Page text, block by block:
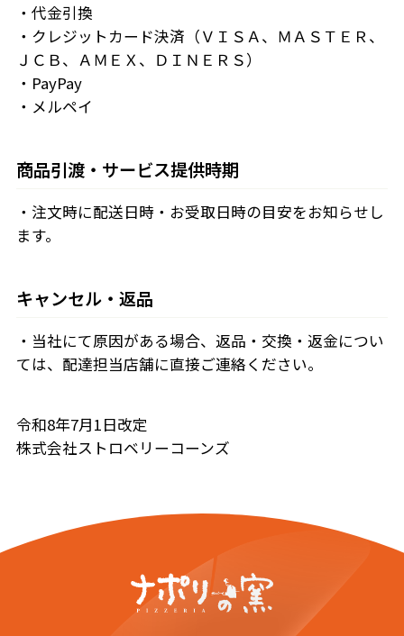
・代金引換
・クレジットカード決済（ＶＩＳＡ、ＭＡＳＴＥＲ、
ＪＣＢ、ＡＭＥＸ、ＤＩＮＥＲＳ）
・PayPay
・メルペイ
商品引渡・サービス提供時期
・注文時に配送日時・お受取日時の目安をお知らせし
ます。
キャンセル・返品
・当社にて原因がある場合、返品・交換・返金につい
ては、配達担当店舗に直接ご連絡ください。
令和8年7月1日改定
株式会社ストロベリーコーンズ